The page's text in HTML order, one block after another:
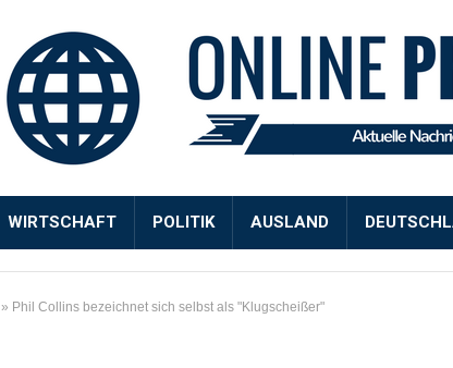
WIRTSCHAFT POLITIK AUSLAND
» Phil Collins bezeichnet sich selbst als "Klugscheißer"